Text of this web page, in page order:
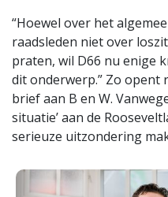
“Hoewel over het
raadsleden niet over
praten, wil D66 nu enige
dit onderwerp.” Zo opent
brief aan B en W.
situatie’ aan de
serieuze uitzondering